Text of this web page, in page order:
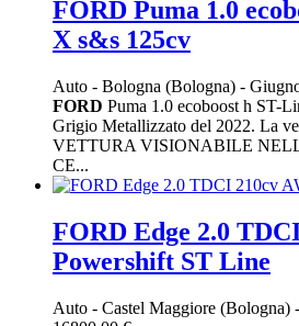
FORD Puma 1.0
X s&s 125cv
Auto - Bologna (Bologna) -
FORD Puma 1.0 ecoboost h ST-
Grigio Metallizzato del 2022. La
VETTURA VISIONABILE
CE...
FORD Edge 2.0
Powershift ST Line
Auto - Castel Maggiore (Bologna) -